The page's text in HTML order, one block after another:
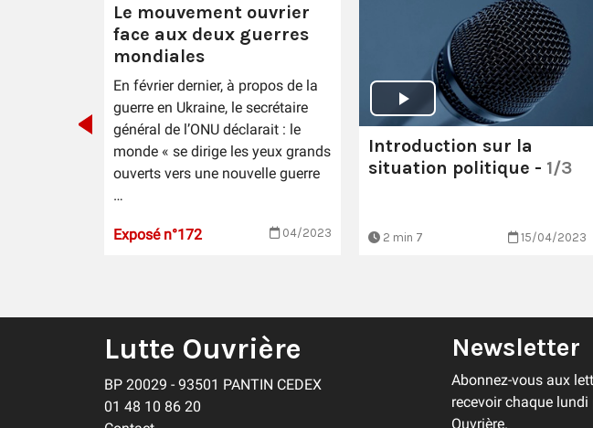
Le mouvement ouvrier
face aux deux guerres
mondiales
En février dernier, à propos de la
guerre en Ukraine, le secrétaire
général de l’ONU déclarait : le
monde « se dirige les yeux grands
ouverts vers une nouvelle guerre
…
Exposé n°172 04/2023
Introduction sur la
situation politique - 1/3
2 min 7 15/04/2023
Lutte Ouvrière
BP 20029 - 93501 PANTIN CEDEX
01 48 10 86 20
Newsletter
Abonnez-vous aux
recevoir chaque
Ouvrière.